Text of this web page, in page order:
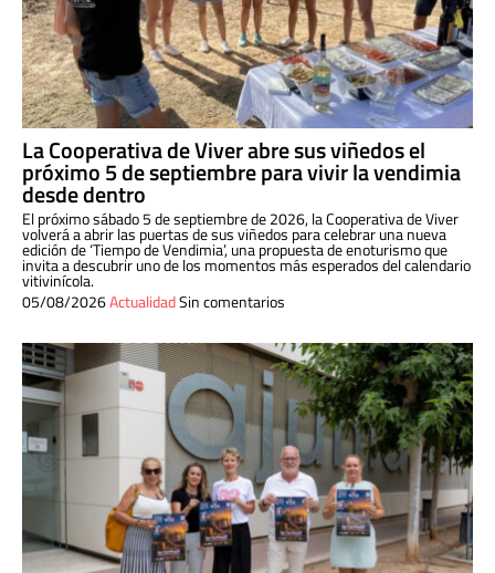
La Cooperativa de Viver abre sus viñedos el
próximo 5 de septiembre para vivir la vendimia
desde dentro
El próximo sábado 5 de septiembre de 2026, la Cooperativa de Viver
volverá a abrir las puertas de sus viñedos para celebrar una nueva
edición de ‘Tiempo de Vendimia’, una propuesta de enoturismo que
invita a descubrir uno de los momentos más esperados del calendario
vitivinícola.
05/08/2026ActualidadSin comentarios